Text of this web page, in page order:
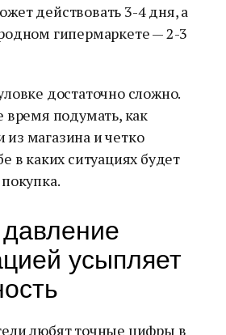
действовать 3-4 дня, а
гипермаркете — 2-3
достаточно сложно.
время подумать, как
магазина и четко
в каких ситуациях будет
усыпляет
любят точные цифры в